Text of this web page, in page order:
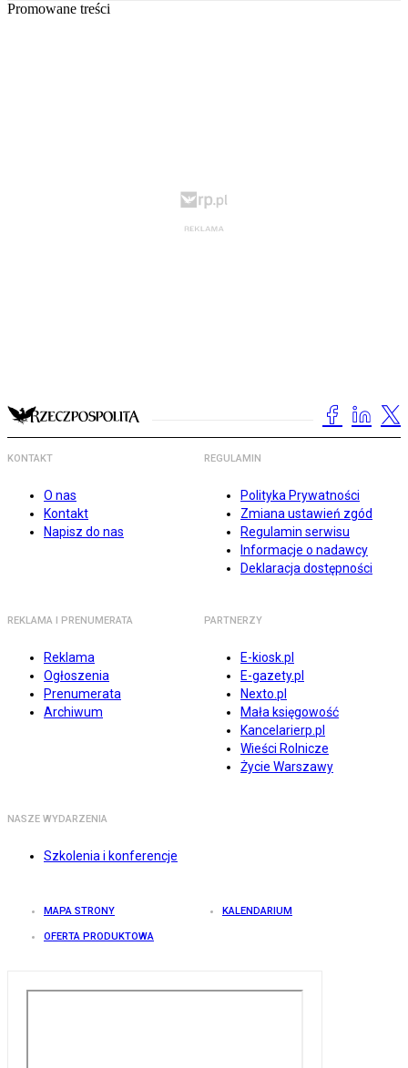
Promowane treści
KONTAKT
O nas
Kontakt
Napisz do nas
REGULAMIN
Polityka Prywatności
Zmiana ustawień zgód
Regulamin serwisu
Informacje o nadawcy
Deklaracja dostępności
REKLAMA I PRENUMERATA
Reklama
Ogłoszenia
Prenumerata
Archiwum
PARTNERZY
E-kiosk.pl
E-gazety.pl
Nexto.pl
Mała księgowość
Kancelarierp.pl
Wieści Rolnicze
Życie Warszawy
NASZE WYDARZENIA
Szkolenia i konferencje
MAPA STRONY KALENDARIUM
OFERTA PRODUKTOWA